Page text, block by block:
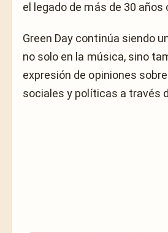
el legado de más de 30 años
Green Day continúa siendo
no solo en la música, sino
expresión de opiniones
sociales y políticas a través